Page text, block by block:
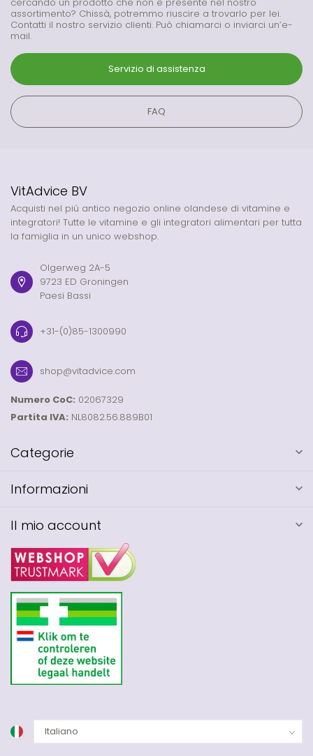
assortimento? Chissà, potremmo riuscire a trovarlo per lei.
Contatti il nostro servizio clienti. Può chiamarci o inviarci un’e-
mail.
Servizio di assistenza
FAQ
VitAdvice BV
Acquisti nel più antico negozio online olandese di vitamine e
integratori! Tutte le vitamine e gli integratori alimentari per tutta
la famiglia in un unico webshop.
Olgerweg 2A-5
9723 ED Groningen
Paesi Bassi
+31-(0)85-1300990
shop@vitadvice.com
Numero CoC: 02067329
Partita IVA: NL8082.56.889B01
Categorie
Informazioni
Il mio account